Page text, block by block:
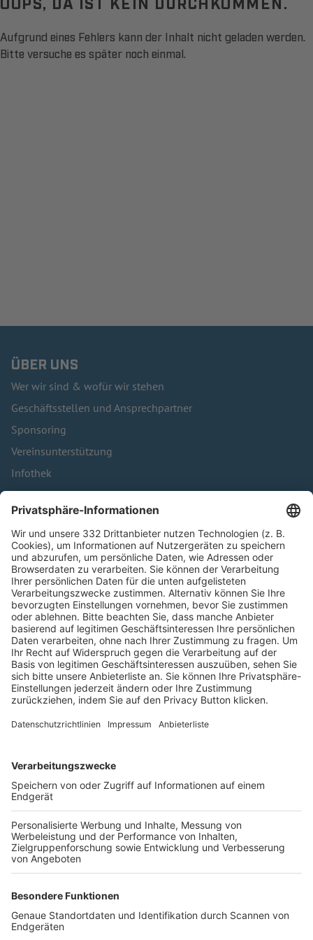
Aufgrund eines Fehlers kann der Inhalt nicht geladen werden.
Bitte versuche es später noch einmal.
ÜBER UNS
Wer wir sind & wofür wir stehen
Geschäftsstellen und Ansprechpartner
Sponsoring
Vereinsunterstützung
Infothek
Kontakt
HÄUFIG BESUCHTE SEITEN
Pässe und Vereinswechsel
Trainerausbildung
Schulungsangebot Vereinsmitarbeiter
BFV-Geschäftsstellen
Trainerbörse
Login SpielPlus
FOLGE DEM BFV
TOP-VEREINE
TOP-PARTNER